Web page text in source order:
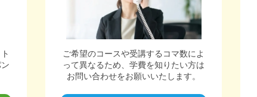
ご希望のコースや受講するコマ数によ
って異なるため、学費を知りたい方は
お問い合わせをお願いいたします。